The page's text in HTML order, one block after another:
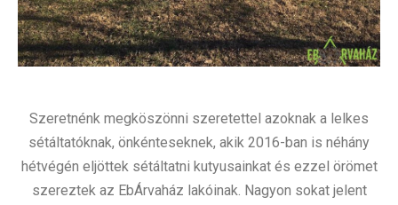
Szeretnénk megköszönni szeretettel azoknak a lelkes
sétáltatóknak, önkénteseknek, akik 2016-ban is néhány
hétvégén eljöttek sétáltatni kutyusainkat és ezzel örömet
szereztek az EbÁrvaház lakóinak. Nagyon sokat jelent